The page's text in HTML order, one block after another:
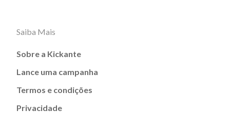
Saiba Mais
Sobre a Kickante
Lance uma campanha
Termos e condições
Privacidade